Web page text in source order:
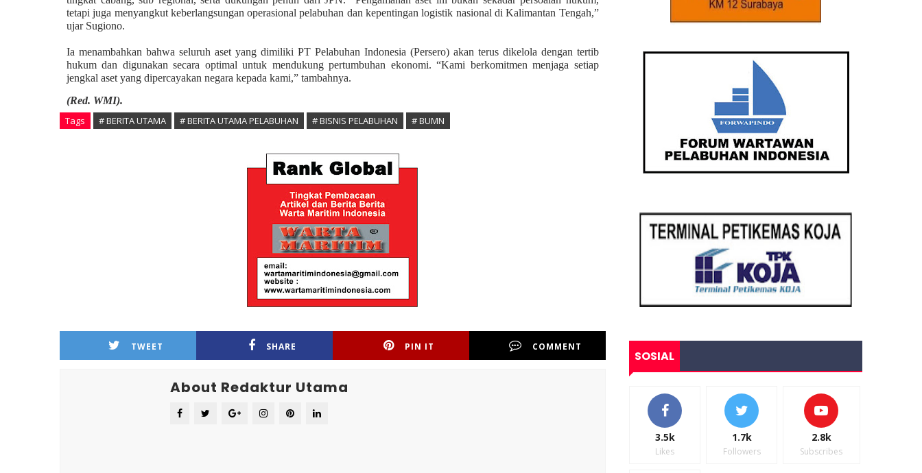
tetapi juga menyangkut keberlangsungan operasional pelabuhan dan kepentingan logistik nasional di Kalimantan Tengah,”
ujar Sugiono.
Ia menambahkan bahwa seluruh aset yang dimiliki PT Pelabuhan Indonesia (Persero) akan terus dikelola dengan tertib
hukum dan digunakan secara optimal untuk mendukung pertumbuhan ekonomi. “Kami berkomitmen menjaga setiap
jengkal aset yang dipercayakan negara kepada kami,” tambahnya.
(Red. WMI).
Tags # BERITA UTAMA # BERITA UTAMA PELABUHAN # BISNIS PELABUHAN # BUMN
TWEET SHARE PIN IT COMMENT
About Redaktur Utama
SOSIAL
3.5k
Likes
1.7k
Followers
2.8k
Subscribes